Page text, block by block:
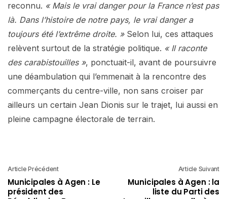
reconnu. « Mais le vrai danger pour la France n’est pas
là. Dans l’histoire de notre pays, le vrai danger a
toujours été l’extrême droite. » Selon lui, ces attaques
relèvent surtout de la stratégie politique. « Il raconte
des carabistouilles », ponctuait-il, avant de poursuivre
une déambulation qui l’emmenait à la rencontre des
commerçants du centre-ville, non sans croiser par
ailleurs un certain Jean Dionis sur le trajet, lui aussi en
pleine campagne électorale de terrain.
Article Précédent
Municipales à Agen : Le
président des
Article Suivant
Municipales à Agen : la
liste du Parti des